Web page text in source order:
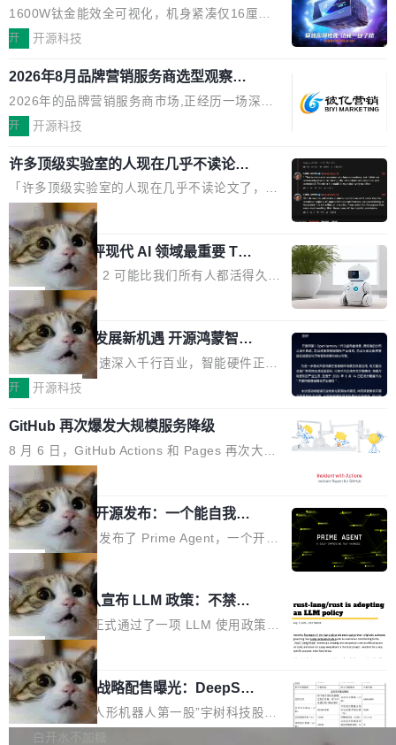
现有产品的天花板 我用过不少 AI 浏览器插件。
刚开始觉得都挺好——选中一段文字，弹出解
要。但用久了你会发现，它们本质上都是同一类
东西：一个带网页上下文的聊天框。 它们能读取
页面的文本，然后把文本丢给大模型，再返回一
段回答。仅此而已。 这当然有用，但总觉得差点
意思。比如我在一个后台管理系统里，需要填50
个表单字段，每个字段还有联动逻辑；比如我
想...
源：为发烧级主机与本地AI算力打造旗
舰供电方案
1600W钛金能效全可视化，机身紧凑仅16厘米
继2026台北电脑展首度亮相后，技嘉科技近日正
电源专为发烧级DIY主机与本地AI算力平台打
造，整机长度仅16厘米，提供1600W额定功率
与80PLUS钛金能效；支持ATX 3.1与PCIe 5.1
规范，结合服务器级元件、完善供电线材与内置
实时LCD监控屏，可充分满足当下高阶PC主机
的严苛使用需求。 澎湃功率，紧凑机身 钛金雕1
600PG5 AI TOP具备强悍输出功率，同时实现
机身尺寸大幅精简。整机长度仅16厘米，属于同
功率段机身尺寸十分紧凑的1600W电源产品。小
巧机身有效提升市面主流标准A...
开 开源科技
2026年8月品牌营销服务商选型观察：
从流量思维到品牌资产思维的范式转移
2026年的品牌营销服务商市场,正经历一场深刻
的价值重构。全球全案品牌代理机构市场从2025
复合增长率达5.44%,预计2032年将突破120亿美
元。数字广告与公共关系相关服务市场更是从20
25年的8463亿美元扩张至2026年的8763亿美
元。数字的背后是一个清晰的事实——品牌对专
业化营销服务的需求从未如此迫切。 但市场扩容
的同时,服务商的竞争逻辑正在改变。2026年Top
Agency年度合辑的观察指出,“产品”这个离消费
者最近的载体,在整个品牌营销层面的权重显著变
高了。全域营销服务商的竞争正在从规模转向深
度,案例厚度、全域覆盖、多线协同...
开 开源科技
许多顶级实验室的人现在几乎不读论文
了
「许多顶级实验室的人现在几乎不读论文了，而
且他们认为 ICLR/ICML/NeurIPS 充斥着大量过
度宣传和欺诈。」 OpenAI 研究员 Keller Jorda
n 这条推文引发了广泛讨论。他不是在说风凉
话，他是说出了一个圈内人尽皆知但很少公开捅
破的事实。 Jordan 随后补充了一句软化声明：
「我不认为这些会议上大部分论文都在过度宣传
或造假。问题是，作为读者，如果你筛选出那些
看起来最令人兴奋的论文，那它们大部分都是过
度宣传的。」 这才是真正的痛点。不是所有论文
都有问题，是最吸引眼球的那批论文最有问题。
他引用的帖子来自 Mathew Shen，一位 ICLR 2
026 的读者：「看了篇 ...
局
xAI 前工程师评现代 AI 领域最重要 Top
3 开源项目
Flash Attention 2 可能比我们所有人都活得久。
这句话不是来自某个技术博客，而是出自 Hieu
Pham 的一条推文。Hieu Pham 是谁？他是 xAI
的早期工程师之一，在 Grok 训练基础设施团队
工作过。近日他在 X 上发了一条帖子，列出了他
认为现代 AI 领域最重要的三个开源项目。 第一
理由很具体。FA 系列不需要解释，但 FA2 是他
认为最重要的一个——复杂度恰到好处，刚好能
驱动你去学 CuTe，但还没被那些"邪恶的" Hopp
er++ 优化所淹没，足够容易修改和适配。 更关
键的是 FA2 的持久性...
局
共商智能硬件发展新机遇 开源鸿蒙智能
硬件开发者日杭州站即将举行
随着万物智联加速深入千行百业，智能硬件正从
单点设备迈向智能化、网联化、协同化发展。作
鸿蒙通过统一技术底座和分布式能力，为不同类
型智能设备的开发、连接与互联提供关键支撑，
也为产业链企业探索产品创新与商业增长打开新
的空间。 8月14日，开源鸿蒙智能硬件开发者日
（OHDD：OpenHarmony Hardware Develope
r Day）将在杭州启航。活动面向智能硬件产业
链企业和开发者，邀请行业专家与资深技术顾
问，围绕开源鸿蒙技术能力、设备适配、芯片适
配、功耗与稳定性调优、兼容性测评及统一互联
等内容展开系统讲解和实战交流，帮助企业进一
步了解开源鸿蒙在智能...
开 开源科技
GitHub 再次爆发大规模服务降级
8 月 6 日，GitHub Actions 和 Pages 再次大规
模服务降级，Actions 完全不可用超过 5 小时，
webhook 停发，连自托管 runner 也因调度层故
障无法工作。Pages、Copilot code review、C
opilot coding agent 全部受影响。从检测到完全
恢复，大约 12 小时。 这是 2026 年 8 月的第六
起事故，其中四起与 AI/Copilot 服务相关。 Git
Hub 员工 kdaigle 在 HN 讨论中贴出了一组数
据：2025 年全年 10 亿次 commit。现在，每周
2.75 亿次，全年预计 140 亿次。GitHub...
局
Prime Agent 开源发布：一个能自我改
进的编程 Agent，ARC-AGI 3 超越人类
专家基线
Prime Intellect 发布了 Prime Agent，一个开源
的编程 Agent Harness，核心设计围绕两个抽
象：Recursive Language Model（RLM）和 C
ontinual Harness。在 ARC-AGI 3 基准测试
上，Prime Agent + Opus 5 的组合达到了 95.
5% RHAE Best@1，超过了 ARC 报告的人类专
家基线 95.4%。 不是又一个 coding agent 包装
器 Prime Agent 的架构和市面上大多数 coding
agent 有本质区别。大多数 agent harness 的设
计是基于早期模型的能力—...
局
Rust 项目团队宣布 LLM 政策：不禁
止，但你要承认哪些代码不是你写的
Rust 语言项目正式通过了一项 LLM 使用政策，
覆盖 rust-lang/rust 单一仓库的代码贡献。这不
是项目级别的官方立场，目前由五个团队采纳，
但它可能是主流开源项目中关于 AI 辅助贡献最
细致的一份规则。 政策的核心只有一句话：LLM
可以用来分析、提炼、审阅、建议，但不能用来
局
宇树科技 IPO 战略配售曝光：DeepSe
ek 获配 93.3 万股，锁定 36 个月
8月6日晚间，“人形机器人第一股”宇树科技股份
有限公司披露IPO发行价格及战略配售结果，杭
白开水不加糖